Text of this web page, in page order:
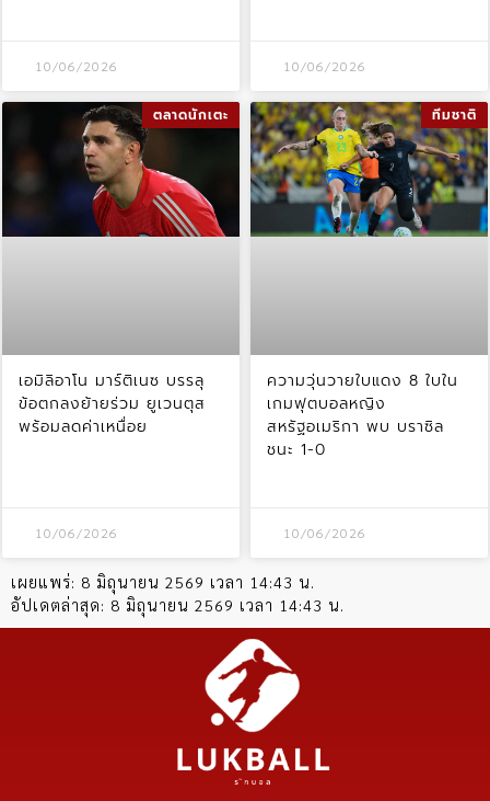
10/06/2026 10/06/2026
ตลาดนักเตะ
เอมิลิอาโน มาร์ติเนซ บรรลุ
ข้อตกลงย้ายร่วม ยูเวนตุส
พร้อมลดค่าเหนื่อย
10/06/2026
ทีมชาติ
ความวุ่นวายใบแดง 8 ใบใน
เกมฟุตบอลหญิง
สหรัฐอเมริกา พบ บราซิล
ชนะ 1-0
10/06/2026
เผยแพร่: 8 มิถุนายน 2569 เวลา 14:43 น.
อัปเดตล่าสุด: 8 มิถุนายน 2569 เวลา 14:43 น.